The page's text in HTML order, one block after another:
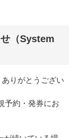
（System
りがとうござい
予約・発券にお